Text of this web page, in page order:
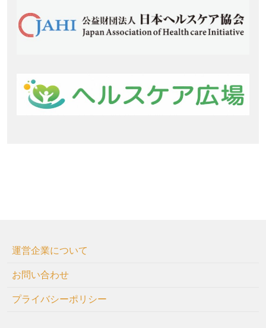
運営企業について
お問い合わせ
プライバシーポリシー